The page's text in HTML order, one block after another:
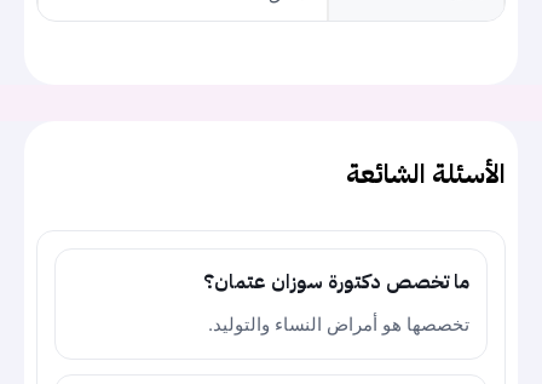
الأسئلة الشائعة
ما تخصص دكتورة سوزان عتمان؟
تخصصها هو أمراض النساء والتوليد.